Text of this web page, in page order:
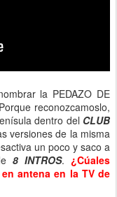
la PEDAZO DE
Porque reconozcamoslo,
dentro del CLUB
versiones de la misma
un poco y saco a
8 INTROS. ¿Cúales
antena en la TV de